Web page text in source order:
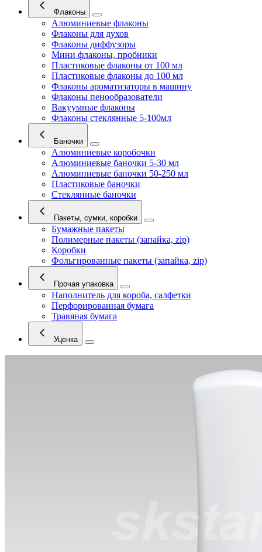
Флаконы
Алюминиевые флаконы
Флаконы для духов
Флаконы диффузоры
Мини флаконы, пробники
Пластиковые флаконы от 100 мл
Пластиковые флаконы до 100 мл
Флаконы ароматизаторы в машину
Флаконы пенообразователи
Вакуумные флаконы
Флаконы стеклянные 5-100мл
Баночки
Алюминиевые коробочки
Алюминиевые баночки 5-30 мл
Алюминиевые баночки 50-250 мл
Пластиковые баночки
Стеклянные баночки
Пакеты, сумки, коробки
Бумажные пакеты
Полимерные пакеты (запайка, zip)
Коробки
Фольгированные пакеты (запайка, zip)
Прочая упаковка
Наполнитель для короба, салфетки
Перфорированная бумага
Травяная бумага
Уценка